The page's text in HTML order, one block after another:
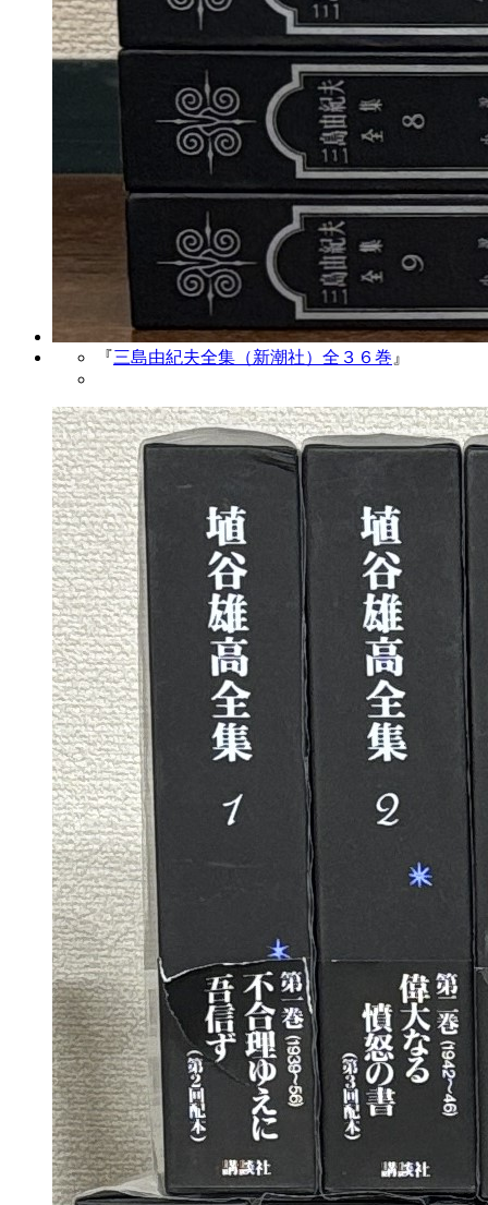
『三島由紀夫全集（新潮社）全３６巻 』